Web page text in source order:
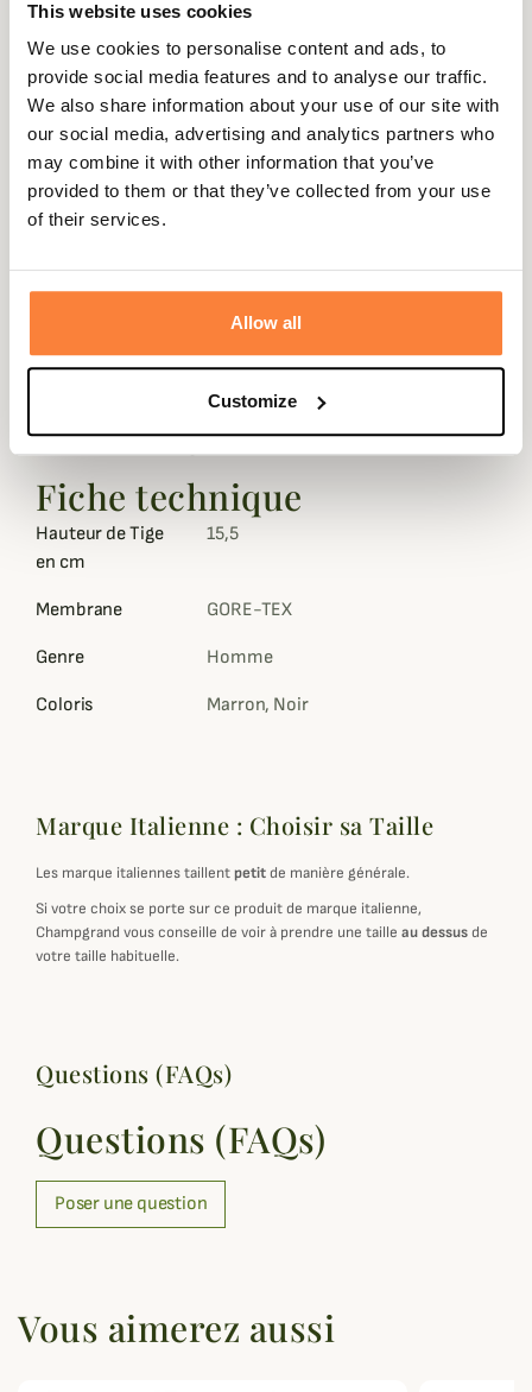
This website uses cookies
We use cookies to personalise content and ads, to
provide social media features and to analyse our traffic.
We also share information about your use of our site with
our social media, advertising and analytics partners who
may combine it with other information that you’ve
provided to them or that they’ve collected from your use
of their services.
Allow all
Customize
chocs. Ces semelles extérieures sont dotées des
fameuses bandes de roulement StarTrek de Zamberlan
pour une meilleure adhérence en descente et de larges
crampons qui se nettoient facilement.
Le pare-pierre en caoutchouc, conçu spécialement, offre
une protection supplémentaire contre les rochers et les
débris tout en optimisant la longévité des chaussures.
du talon et une enveloppe anatomique sur le pied pour
Conçue pour être aussi légères que possible, tout en
offrant le confort et les performances que vous attendez
de la part des chaussures Zamberlan, la Storm Pro vous
Fiche technique
Hauteur de Tige
en cm
15,5
Membrane GORE-TEX
Genre Homme
Coloris Marron, Noir
Marque Italienne : Choisir sa Taille
Les marque italiennes taillentpetitde manière générale.
Si votre choix se porte sur ce produit de marque italienne,
Champgrand vous conseille de voir à prendre une taille au dessusde
votre taille habituelle.
Questions (FAQs)
Questions (FAQs)
Poser une question
Vous aimerez aussi